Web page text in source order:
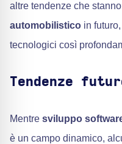
altre tendenze che
automobilistico in
tecnologici così
Tendenze
Mentre sviluppo
è un campo dinamico,